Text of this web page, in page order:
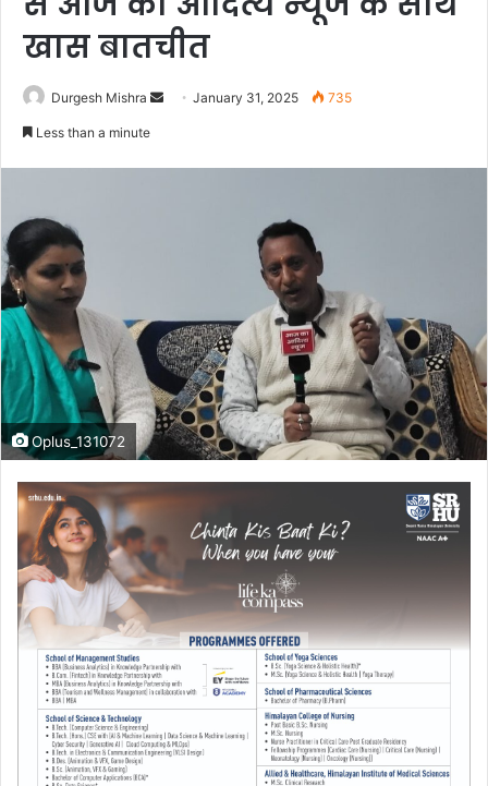
खास बातचीत
Durgesh Mishra
Send January 31, 2025 735
Less than a minute
Oplus_131072